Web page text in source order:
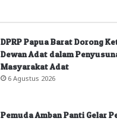
DPRP Papua Barat Dorong
Dewan Adat dalam
Masyarakat Adat
6 Agustus 2026
Pemuda Amban Panti Gelar